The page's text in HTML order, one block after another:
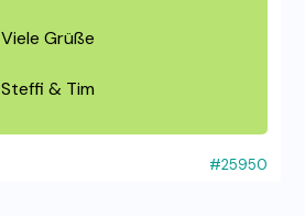
Viele Grüße
Steffi & Tim
#25950